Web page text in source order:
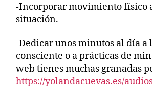
-Incorporar movimiento físico
situación.
-Dedicar unos minutos al día
consciente o a prácticas de
web tienes muchas granadas
https://yolandacuevas.es/